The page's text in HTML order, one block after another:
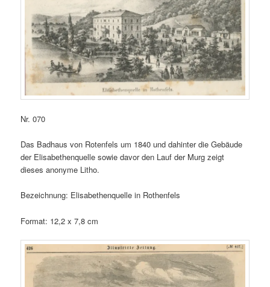
Nr. 070
Das Badhaus von Rotenfels um 1840 und dahinter die Gebäude
der Elisabethenquelle sowie davor den Lauf der Murg zeigt
dieses anonyme Litho.
Bezeichnung: Elisabethenquelle in Rothenfels
Format: 12,2 x 7,8 cm